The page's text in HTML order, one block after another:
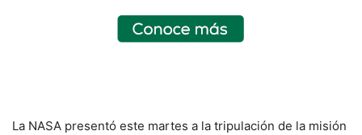
La NASA presentó este martes a la tripulación de la misión